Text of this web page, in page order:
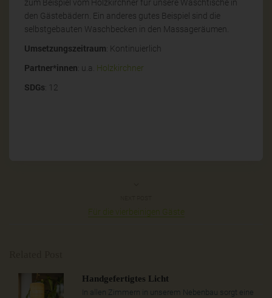
zum Beispiel vom Holzkirchner für unsere Waschtische in
den Gästebädern. Ein anderes gutes Beispiel sind die
selbstgebauten Waschbecken in den Massageräumen.
Umsetzungszeitraum: Kontinuierlich
Partner*innen: u.a. Holzkirchner
SDGs: 12
Für die vierbeinigen Gäste
Handgefertigtes Licht
In allen Zimmern in unserem Nebenbau sorgt eine